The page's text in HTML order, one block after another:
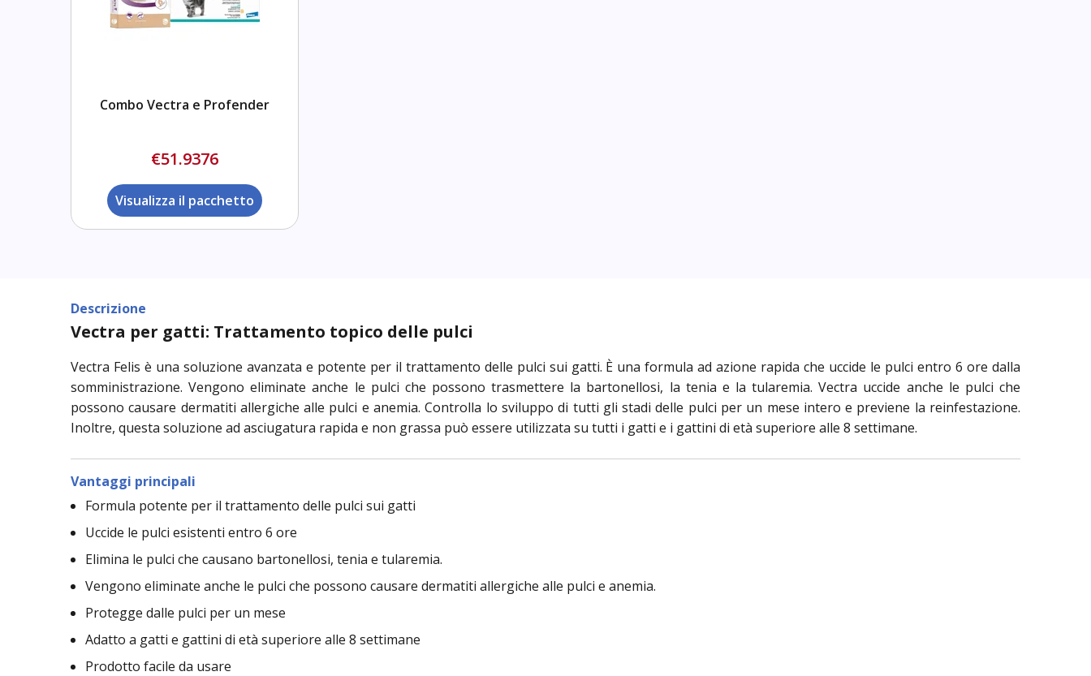
Combo Vectra e Profender
€51.9376
Visualizza il pacchetto
Descrizione
Vectra per gatti: Trattamento topico delle pulci
Vectra Felis è una soluzione avanzata e potente per il trattamento delle pulci sui gatti. È una formula ad azione rapida che uccide le pulci entro 6 ore dalla
somministrazione. Vengono eliminate anche le pulci che possono trasmettere la bartonellosi, la tenia e la tularemia. Vectra uccide anche le pulci che
possono causare dermatiti allergiche alle pulci e anemia. Controlla lo sviluppo di tutti gli stadi delle pulci per un mese intero e previene la reinfestazione.
Inoltre, questa soluzione ad asciugatura rapida e non grassa può essere utilizzata su tutti i gatti e i gattini di età superiore alle 8 settimane.
Vantaggi principali
Formula potente per il trattamento delle pulci sui gatti
Uccide le pulci esistenti entro 6 ore
Elimina le pulci che causano bartonellosi, tenia e tularemia.
Vengono eliminate anche le pulci che possono causare dermatiti allergiche alle pulci e anemia.
Protegge dalle pulci per un mese
Adatto a gatti e gattini di età superiore alle 8 settimane
Prodotto facile da usare